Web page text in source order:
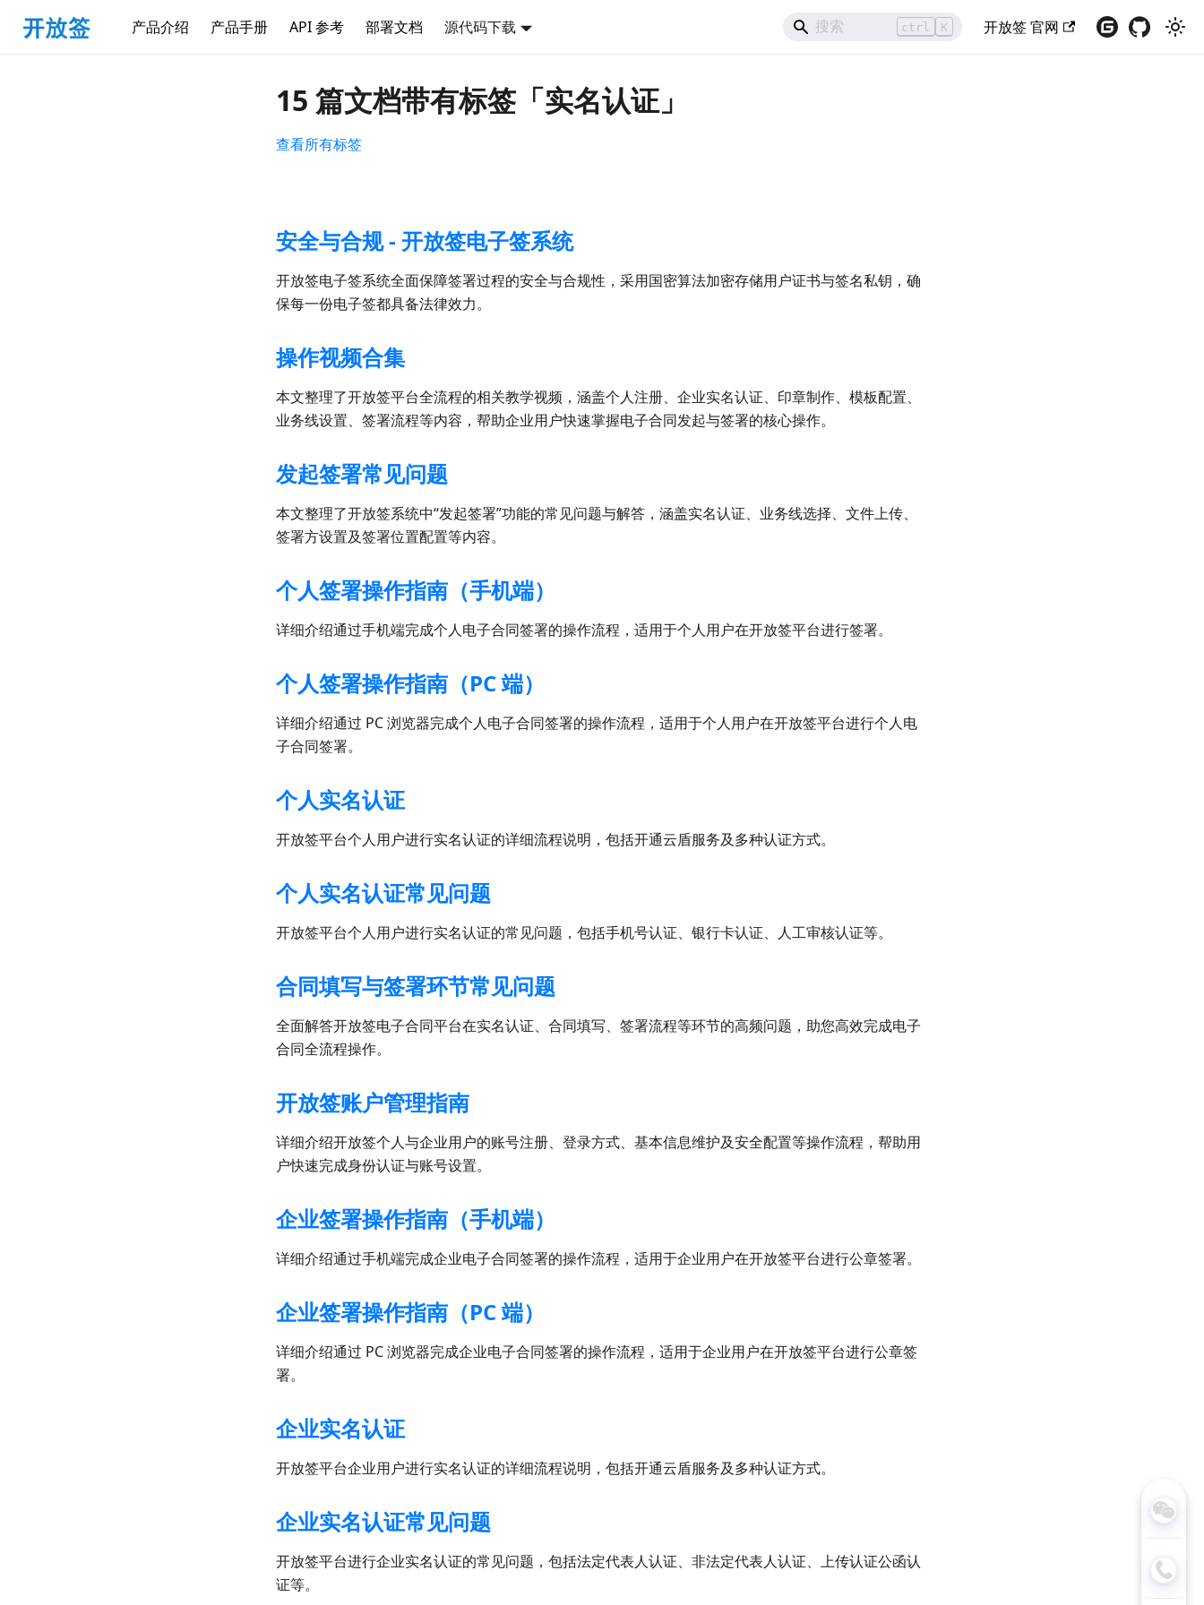
产品介绍 产品手册 API 参考 部署文档 源代码下载 ctrl K 开放签 官网
15 篇文档带有标签「实名认证」
查看所有标签
安全与合规 - 开放签电子签系统
开放签电子签系统全面保障签署过程的安全与合规性，采用国密算法加密存储用户证书与签名私钥，确
保每一份电子签都具备法律效力。
操作视频合集
本文整理了开放签平台全流程的相关教学视频，涵盖个人注册、企业实名认证、印章制作、模板配置、
业务线设置、签署流程等内容，帮助企业用户快速掌握电子合同发起与签署的核心操作。
发起签署常见问题
本文整理了开放签系统中“发起签署”功能的常见问题与解答，涵盖实名认证、业务线选择、文件上传、
签署方设置及签署位置配置等内容。
个人签署操作指南（手机端）
详细介绍通过手机端完成个人电子合同签署的操作流程，适用于个人用户在开放签平台进行签署。
个人签署操作指南（PC 端）
详细介绍通过 PC 浏览器完成个人电子合同签署的操作流程，适用于个人用户在开放签平台进行个人电
子合同签署。
个人实名认证
开放签平台个人用户进行实名认证的详细流程说明，包括开通云盾服务及多种认证方式。
个人实名认证常见问题
开放签平台个人用户进行实名认证的常见问题，包括手机号认证、银行卡认证、人工审核认证等。
合同填写与签署环节常见问题
全面解答开放签电子合同平台在实名认证、合同填写、签署流程等环节的高频问题，助您高效完成电子
合同全流程操作。
开放签账户管理指南
详细介绍开放签个人与企业用户的账号注册、登录方式、基本信息维护及安全配置等操作流程，帮助用
户快速完成身份认证与账号设置。
企业签署操作指南（手机端）
详细介绍通过手机端完成企业电子合同签署的操作流程，适用于企业用户在开放签平台进行公章签署。
企业签署操作指南（PC 端）
详细介绍通过 PC 浏览器完成企业电子合同签署的操作流程，适用于企业用户在开放签平台进行公章签
署。
企业实名认证
开放签平台企业用户进行实名认证的详细流程说明，包括开通云盾服务及多种认证方式。
企业实名认证常见问题
开放签平台进行企业实名认证的常见问题，包括法定代表人认证、非法定代表人认证、上传认证公函认
证等。